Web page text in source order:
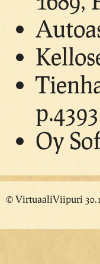
p.4393
Oy
© VirtuaaliViipuri